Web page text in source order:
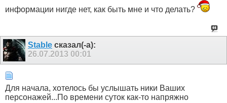
информации нигде нет, как быть мне и что делать?
Stable сказал(-а):
26.07.2013 00:01
Для начала, хотелось бы услышать ники Ваших
персонажей...По времени суток как-то напряжно